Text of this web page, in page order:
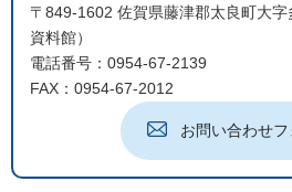
〒849-1602 佐賀県藤津郡太良町大
資料館）
電話番号：0954-67-2139
FAX：0954-67-2012
お問い合わせフ